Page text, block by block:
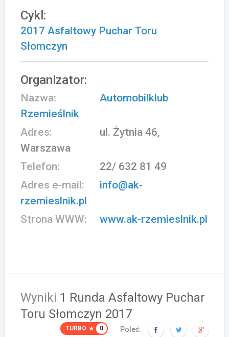
Cykl:
2017 Asfaltowy Puchar Toru
Słomczyn
Organizator:
Nazwa:
Automobilklub
Rzemieślnik
Adres:
ul. Żytnia 46,
Warszawa
Telefon:
22/ 632 81 49
Adres e-mail:
info@ak-
rzemieslnik.pl
Strona WWW:
www.ak-rzemieslnik.pl
Wyniki 1 Runda Asfaltowy Puchar
Toru Słomczyn 2017
TURBO 0 Poleć: